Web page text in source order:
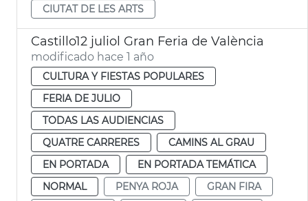
CIUTAT DE LES ARTS
Castillo12 juliol Gran Feria de València
modificado hace 1 año
CULTURA Y FIESTAS POPULARES
FERIA DE JULIO
TODAS LAS AUDIENCIAS
QUATRE CARRERES
CAMINS AL GRAU
EN PORTADA
EN PORTADA TEMÁTICA
NORMAL
PENYA ROJA
GRAN FIRA